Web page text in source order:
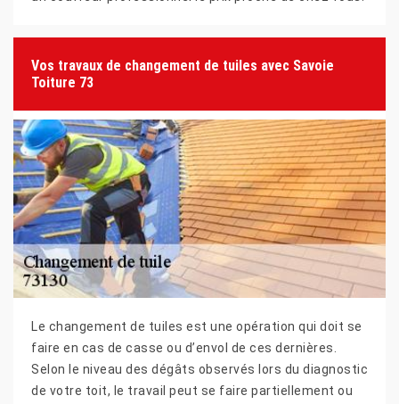
Vos travaux de changement de tuiles avec Savoie
Toiture 73
Le changement de tuiles est une opération qui doit se
faire en cas de casse ou d’envol de ces dernières.
Selon le niveau des dégâts observés lors du diagnostic
de votre toit, le travail peut se faire partiellement ou